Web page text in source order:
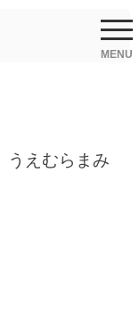
MENU
うえむらまみ